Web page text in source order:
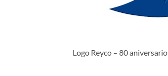
Logo Reyco – 80 aniversario